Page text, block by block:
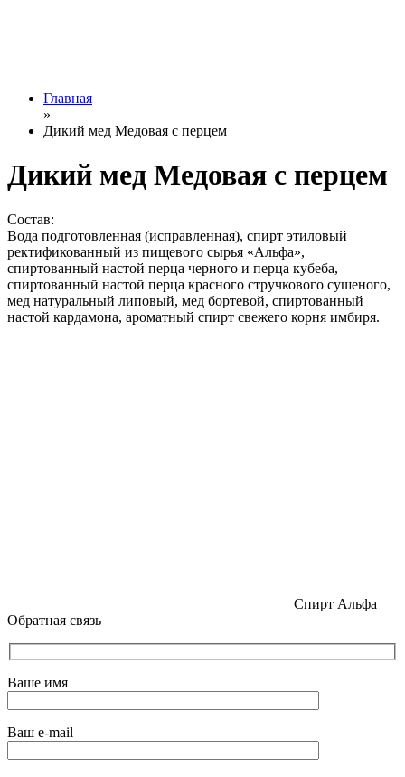
Главная
»
Дикий мед Медовая с перцем
Дикий мед Медовая с перцем
Состав:
Вода подготовленная (исправленная), спирт этиловый
ректификованный из пищевого сырья «Альфа»,
спиртованный настой перца черного и перца кубеба,
спиртованный настой перца красного стручкового сушеного,
мед натуральный липовый, мед бортевой, спиртованный
настой кардамона, ароматный спирт свежего корня имбиря.
Спирт Альфа
Обратная связь
Ваше имя
Ваш e-mail